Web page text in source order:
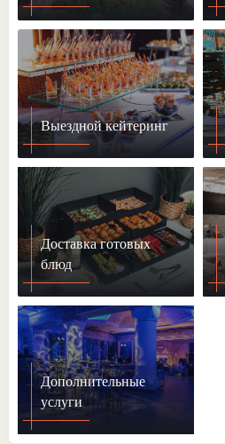
Выездной кейтеринг
Доставка готовых
блюд
Дополнительные
услуги